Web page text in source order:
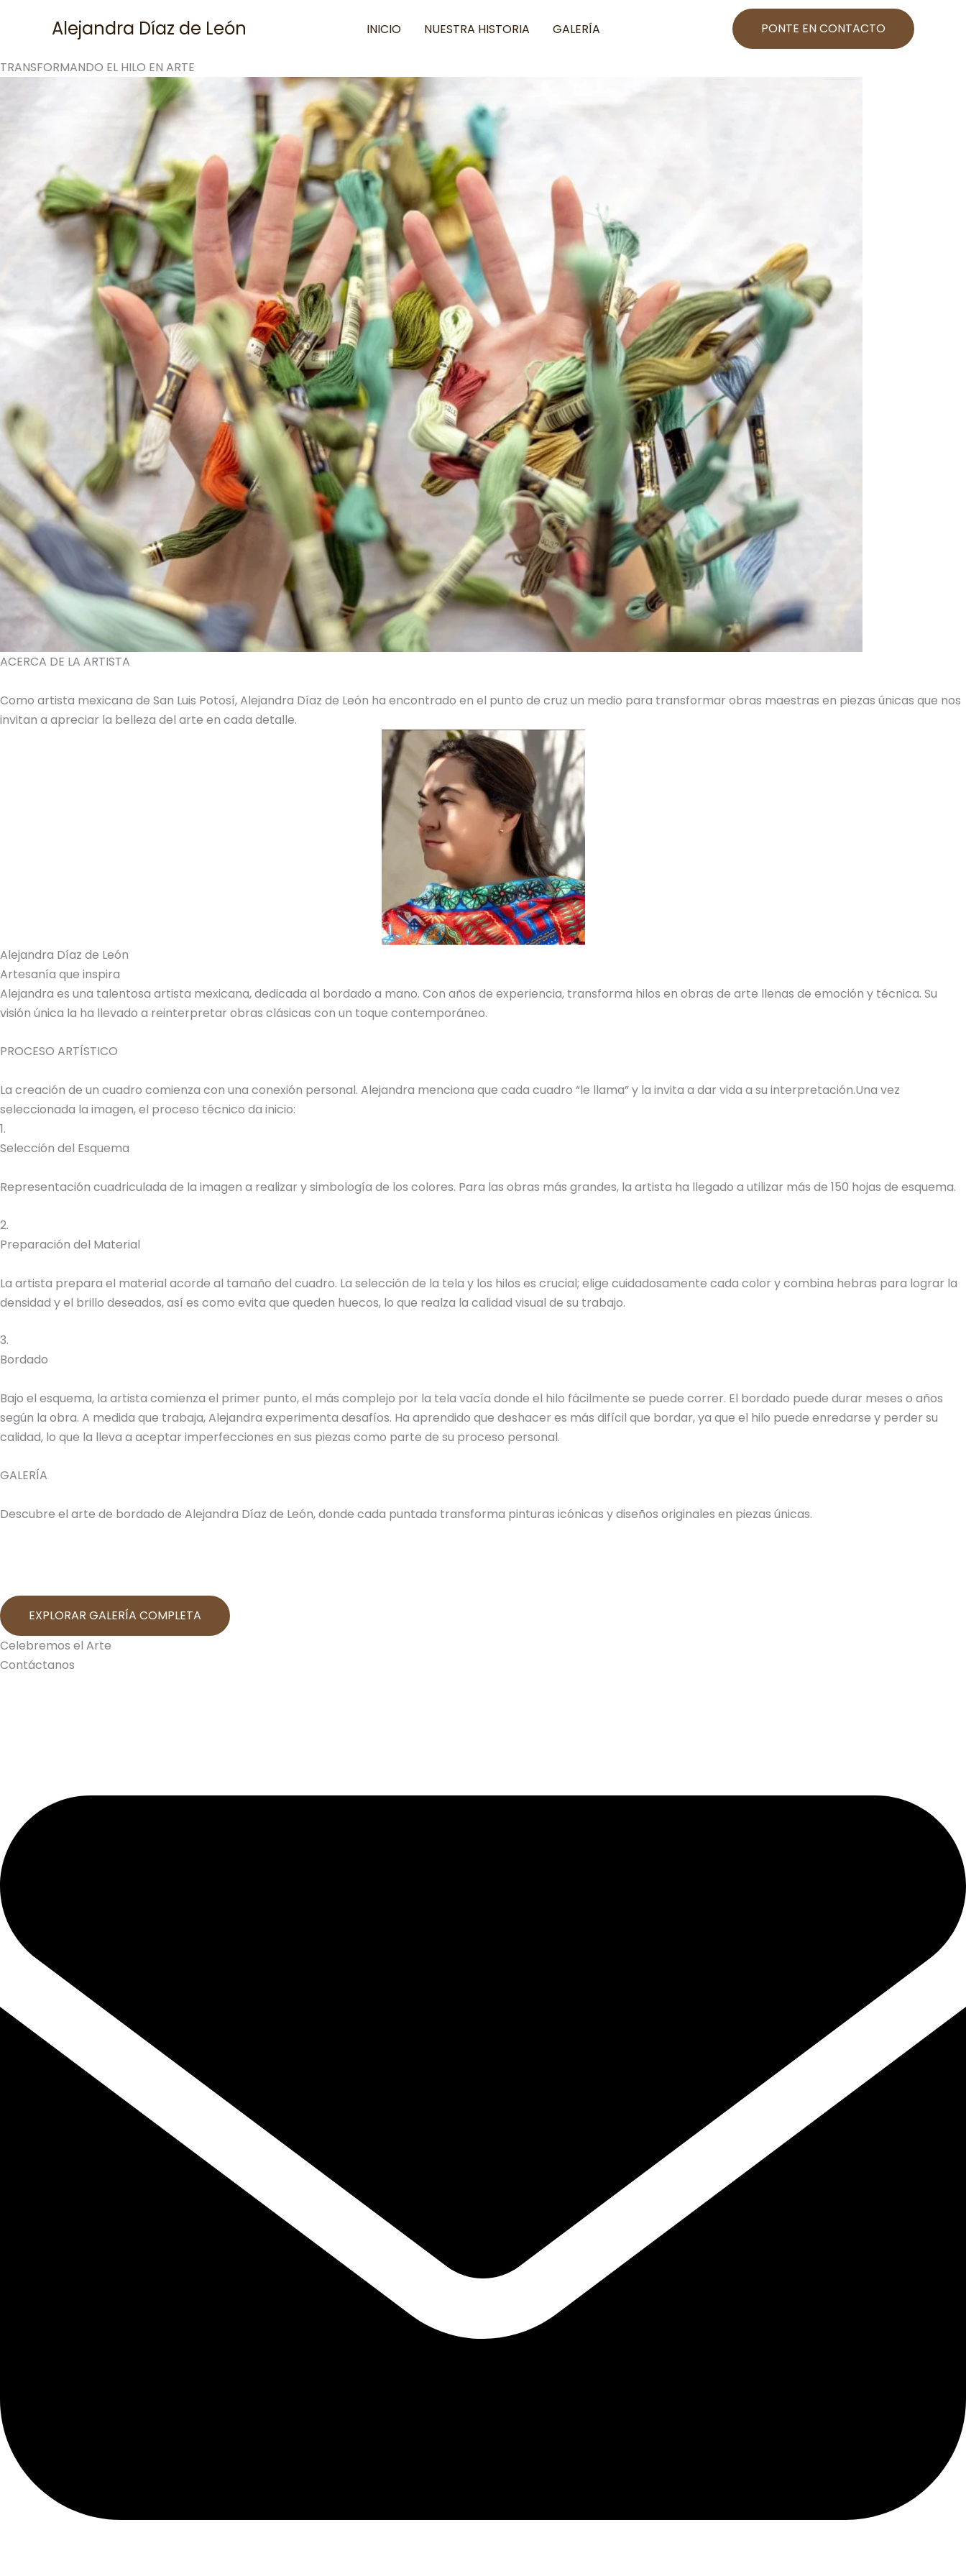
Alejandra Díaz de León INICIO NUESTRA HISTORIA GALERÍA PONTE EN CONTACTO
TRANSFORMANDO EL HILO EN ARTE
ACERCA DE LA ARTISTA
Como artista mexicana de San Luis Potosí, Alejandra Díaz de León ha encontrado en el punto de cruz un medio para transformar obras maestras en piezas únicas que nos
invitan a apreciar la belleza del arte en cada detalle.
Alejandra Díaz de León
Artesanía que inspira
Alejandra es una talentosa artista mexicana, dedicada al bordado a mano. Con años de experiencia, transforma hilos en obras de arte llenas de emoción y técnica. Su
visión única la ha llevado a reinterpretar obras clásicas con un toque contemporáneo.
PROCESO ARTÍSTICO
La creación de un cuadro comienza con una conexión personal. Alejandra menciona que cada cuadro “le llama” y la invita a dar vida a su interpretación.Una vez
seleccionada la imagen, el proceso técnico da inicio:
1.
Selección del Esquema
Representación cuadriculada de la imagen a realizar y simbología de los colores. Para las obras más grandes, la artista ha llegado a utilizar más de 150 hojas de esquema.
2.
Preparación del Material
La artista prepara el material acorde al tamaño del cuadro. La selección de la tela y los hilos es crucial; elige cuidadosamente cada color y combina hebras para lograr la
densidad y el brillo deseados, así es como evita que queden huecos, lo que realza la calidad visual de su trabajo.
3.
Bordado
Bajo el esquema, la artista comienza el primer punto, el más complejo por la tela vacía donde el hilo fácilmente se puede correr. El bordado puede durar meses o años
según la obra. A medida que trabaja, Alejandra experimenta desafíos. Ha aprendido que deshacer es más difícil que bordar, ya que el hilo puede enredarse y perder su
calidad, lo que la lleva a aceptar imperfecciones en sus piezas como parte de su proceso personal.
GALERÍA
Descubre el arte de bordado de Alejandra Díaz de León, donde cada puntada transforma pinturas icónicas y diseños originales en piezas únicas.
EXPLORAR GALERÍA COMPLETA
Celebremos el Arte
Contáctanos